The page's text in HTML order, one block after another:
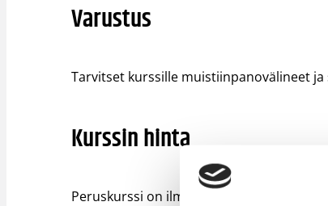
Varustus
Tarvitset kurssille muistiinpanovälineet
Kurssin hinta
Peruskurssi on ilmainen kaikille